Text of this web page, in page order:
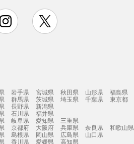
instagram
岩手県 宮城県 秋田県 山形県
福島県
群馬県 茨城県 埼玉県 千葉県 東京都
長野県
新潟県
石川県
福井県
岐阜県 愛知県
三重県
京都府 大阪府 兵庫県 奈良県
和歌山県
島根県 岡山県 広島県
山口県
香川県 愛媛県 高知県